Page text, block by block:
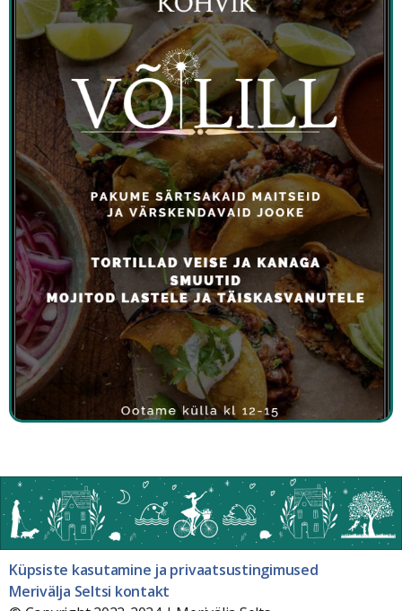
Küpsiste kasutamine ja privaatsustingimused
Merivälja Seltsi kontakt